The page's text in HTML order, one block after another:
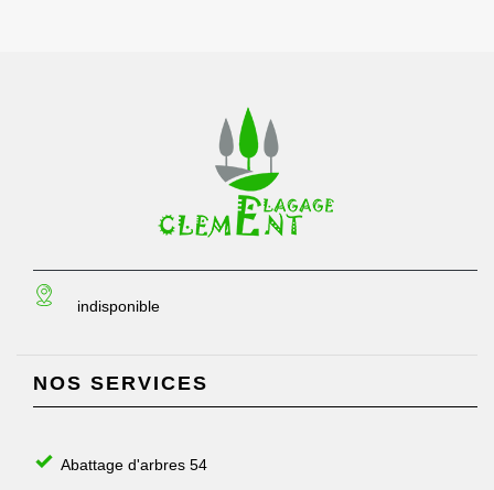
indisponible
NOS SERVICES
Abattage d'arbres 54